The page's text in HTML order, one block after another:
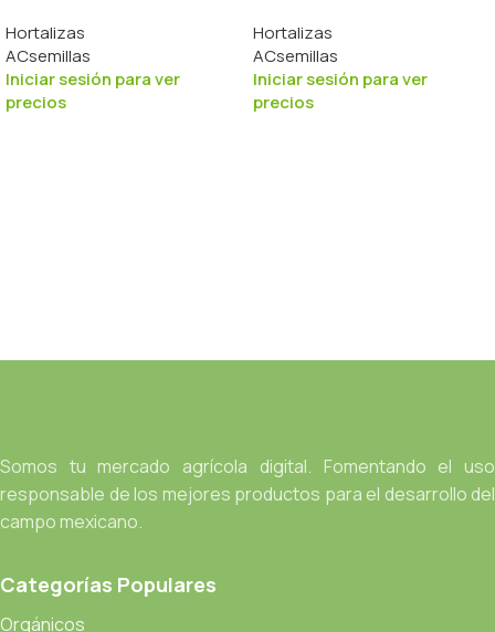
Hortalizas
ACsemillas
Iniciar sesión para ver
precios
Hortalizas
ACsemillas
Iniciar sesión para ver
precios
Somos tu mercado agrícola digital. Fomentando el uso
responsable de los mejores productos para el desarrollo del
campo mexicano.
Categorías Populares
Orgánicos